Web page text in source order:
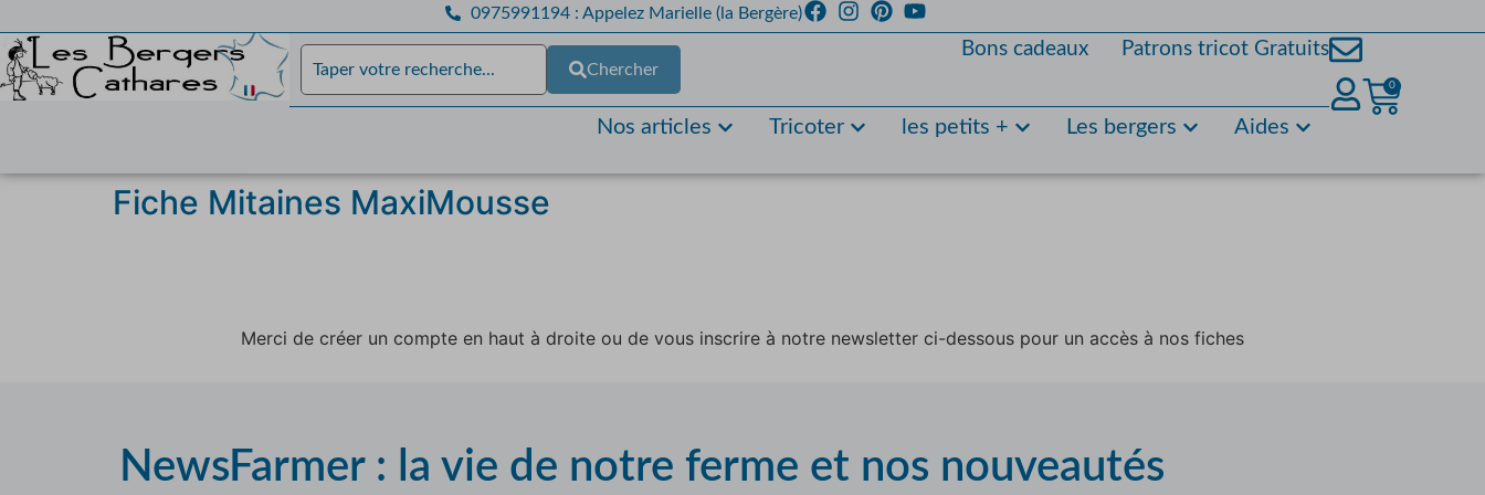
0975991194 : Appelez Marielle (la Bergère)
Chercher
Bons cadeaux Patrons tricot Gratuits
Nos articles Tricoter les petits + Les bergers Aides
0
Fiche Mitaines MaxiMousse
Merci de créer un compte en haut à droite ou de vous inscrire à notre newsletter ci-dessous pour un accès à nos fiches
NewsFarmer : la vie de notre ferme et nos nouveautés